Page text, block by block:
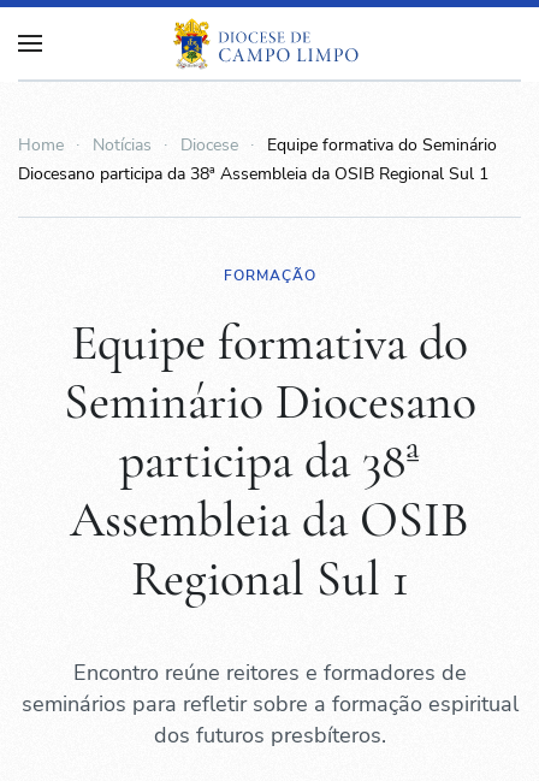
Home Notícias Diocese
Equipe formativa do Seminário
Diocesano participa da 38ª Assembleia da OSIB Regional Sul 1
FORMAÇÃO
Equipe formativa do
Seminário Diocesano
participa da 38ª
Assembleia da OSIB
Regional Sul 1
Encontro reúne reitores e formadores de
seminários para refletir sobre a formação espiritual
dos futuros presbíteros.